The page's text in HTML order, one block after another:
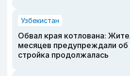
Узбекистан
Обвал края котлована:
месяцев предупреждали об
стройка продолжалась